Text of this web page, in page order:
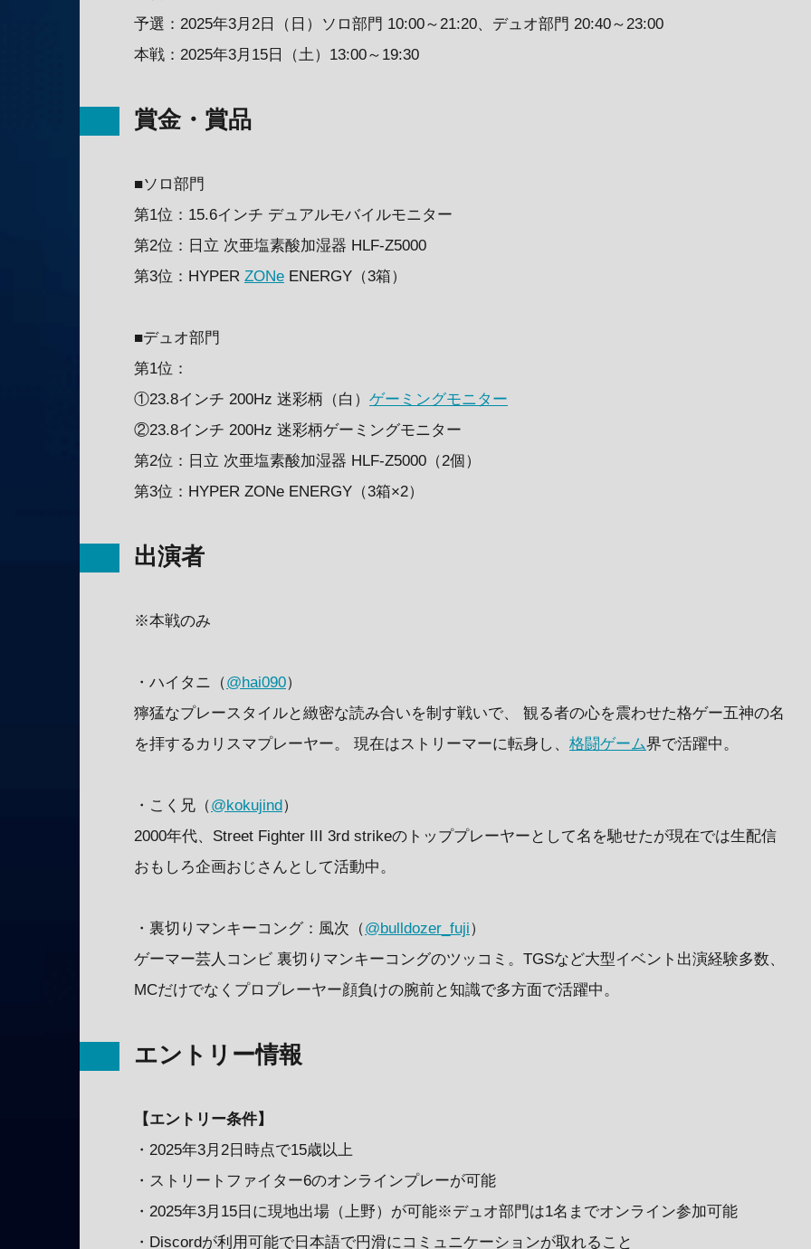
予選：2025年3月2日（日）ソロ部門 10:00～21:20、デュオ部門 20:40～23:00
本戦：2025年3月15日（土）13:00～19:30
賞金・賞品
■ソロ部門
第1位：15.6インチ デュアルモバイルモニター
第2位：日立 次亜塩素酸加湿器 HLF-Z5000
第3位：HYPER ZONe ENERGY（3箱）
■デュオ部門
第1位：
①23.8インチ 200Hz 迷彩柄（白） ゲーミングモニター
②23.8インチ 200Hz 迷彩柄ゲーミングモニター
第2位：日立 次亜塩素酸加湿器 HLF-Z5000（2個）
第3位：HYPER ZONe ENERGY（3箱×2）
出演者
※本戦のみ
・ハイタニ（@hai090）
獰猛なプレースタイルと緻密な読み合いを制す戦いで、 観る者の心を震わせた格ゲー五神の名
を拝するカリスマプレーヤー。 現在はストリーマーに転身し、 格闘ゲーム界で活躍中。
・こく兄（@kokujind）
2000年代、Street Fighter III 3rd strikeのトッププレーヤーとして名を馳せたが現在では生配信
おもしろ企画おじさんとして活動中。
・裏切りマンキーコング：風次（@bulldozer_fuji）
ゲーマー芸人コンビ 裏切りマンキーコングのツッコミ。TGSなど大型イベント出演経験多数、
MCだけでなくプロプレーヤー顔負けの腕前と知識で多方面で活躍中。
エントリー情報
【エントリー条件】
・2025年3月2日時点で15歳以上
・ストリートファイター6のオンラインプレーが可能
・2025年3月15日に現地出場（上野）が可能※デュオ部門は1名までオンライン参加可能
・Discordが利用可能で日本語で円滑にコミュニケーションが取れること